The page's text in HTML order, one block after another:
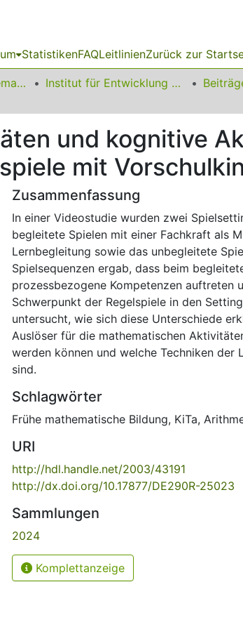
StatistikenFAQLeitlinienZurück zur
01 Fakultät für Mathematik Institut für Entwicklung und Erforschung des Mathematikunterrichts
und kognitive
mit
Zusammenfassung
In einer Videostudie wurden zwei
begleitete Spielen mit einer Fachkraft als
Lernbegleitung sowie das unbegleitete
Spielsequenzen ergab, dass beim
prozessbezogene Kompetenzen auftreten
Schwerpunkt der Regelspiele in den
untersucht, wie sich diese Unterschiede
Auslöser für die mathematischen
werden können und welche Techniken der
sind.
Schlagwörter
Frühe mathematische Bildung, KiTa,
URI
http://hdl.handle.net/2003/43191
http://dx.doi.org/10.17877/DE290R-25023
Sammlungen
2024
Komplettanzeige